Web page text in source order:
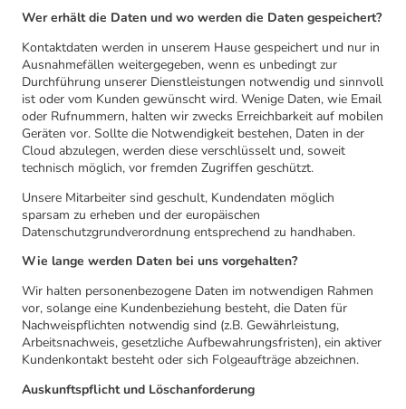
Wer erhält die Daten und wo werden die Daten gespeichert?
Kontaktdaten werden in unserem Hause gespeichert und nur in
Ausnahmefällen weitergegeben, wenn es unbedingt zur
Durchführung unserer Dienstleistungen notwendig und sinnvoll
ist oder vom Kunden gewünscht wird. Wenige Daten, wie Email
oder Rufnummern, halten wir zwecks Erreichbarkeit auf mobilen
Geräten vor. Sollte die Notwendigkeit bestehen, Daten in der
Cloud abzulegen, werden diese verschlüsselt und, soweit
technisch möglich, vor fremden Zugriffen geschützt.
Unsere Mitarbeiter sind geschult, Kundendaten möglich
sparsam zu erheben und der europäischen
Datenschutzgrundverordnung entsprechend zu handhaben.
Wie lange werden Daten bei uns vorgehalten?
Wir halten personenbezogene Daten im notwendigen Rahmen
vor, solange eine Kundenbeziehung besteht, die Daten für
Nachweispflichten notwendig sind (z.B. Gewährleistung,
Arbeitsnachweis, gesetzliche Aufbewahrungsfristen), ein aktiver
Kundenkontakt besteht oder sich Folgeaufträge abzeichnen.
Auskunftspflicht und Löschanforderung